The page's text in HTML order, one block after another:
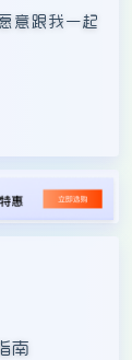
意跟我一起
南